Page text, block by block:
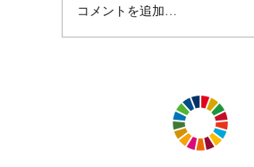
いただきました
コメントを追加…